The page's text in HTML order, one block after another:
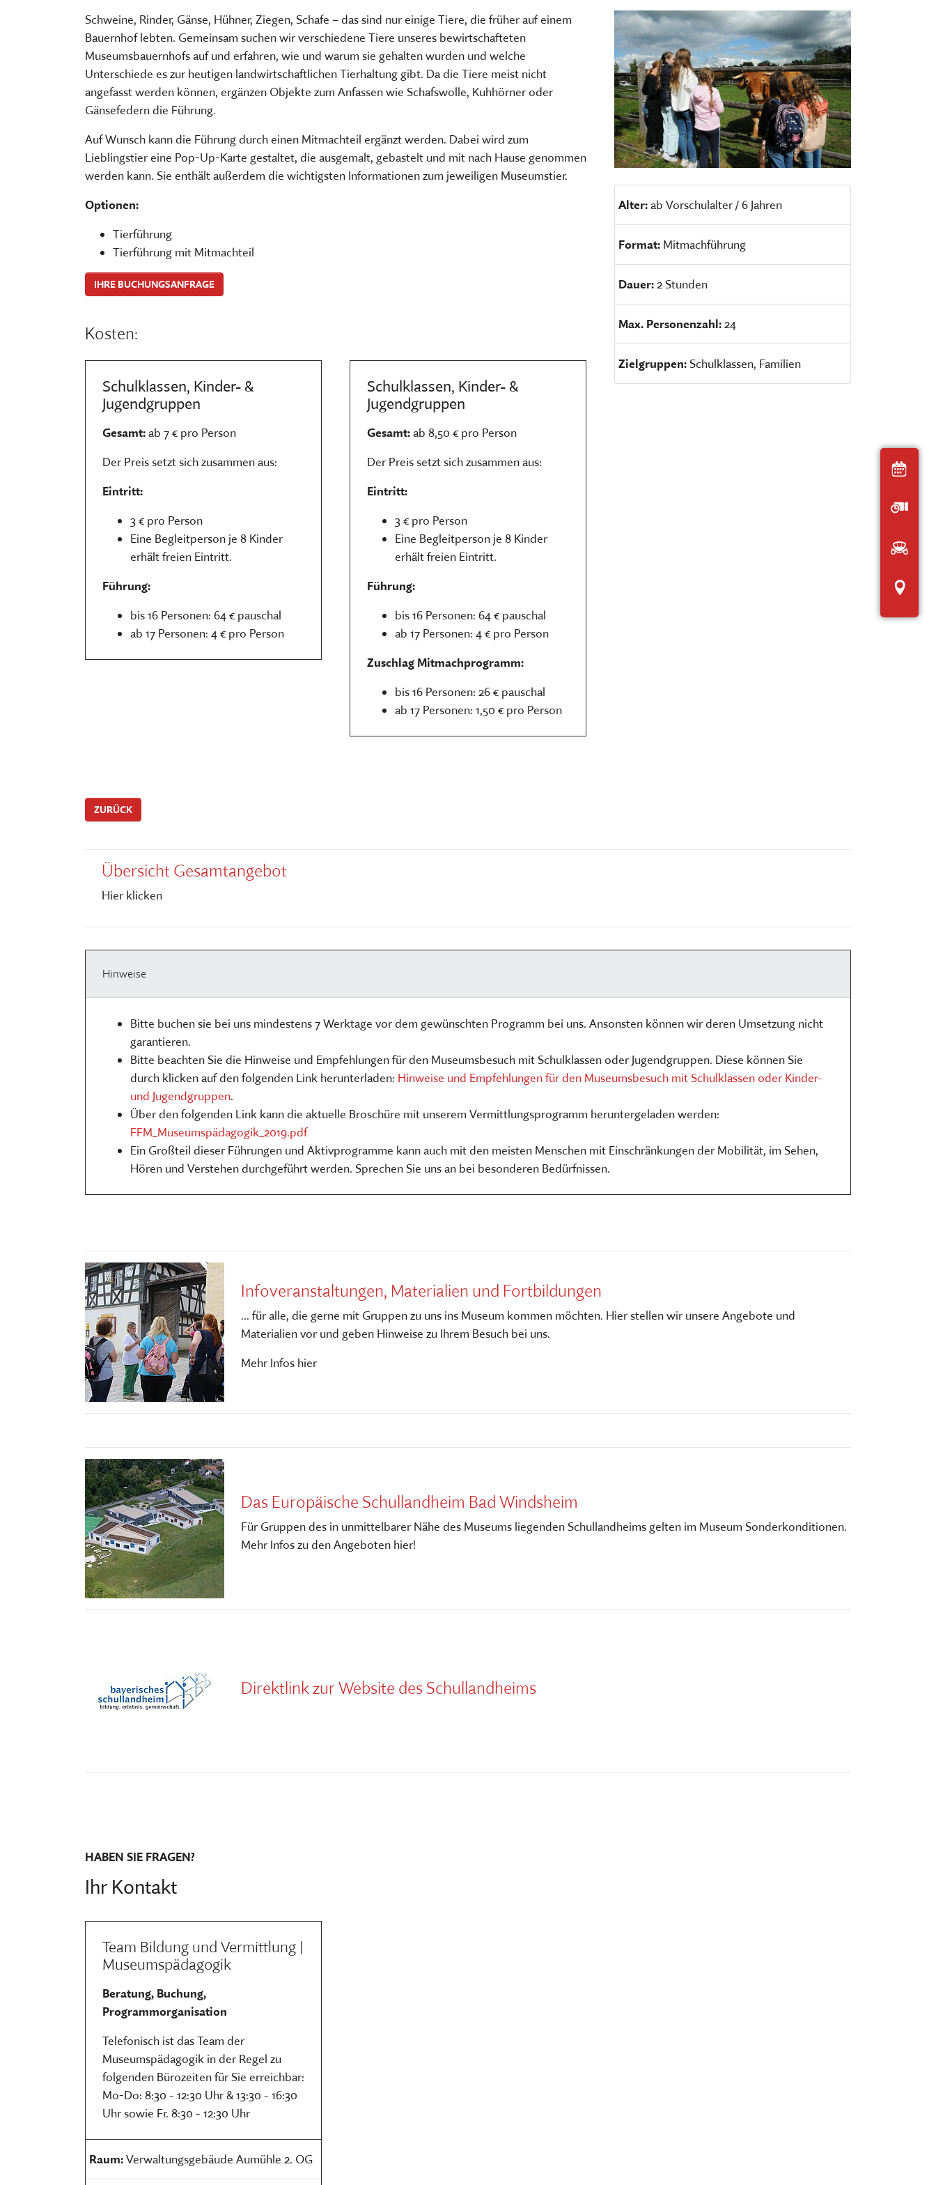
ESSEN, TRINKEN & EINKAUFEN
HIER KLICKEN
Der interaktive
Museumsplan
HIER KLICKEN
STORCHENNEST
Museum im Museum
HIER KOMMEN SIE ZUM INTERNERAUFTRITT DES MKFS
Sammeln, bewahren, forschen, ausstellen, bilden und
vermitteln
MEHR ÜBER UNSERE TÄTIGKEITSBEREICHE
Schweine, Rinder, Gänse, Hühner, Ziegen, Schafe – das sind nur einige Tiere, die früher auf einem
Bauernhof lebten. Gemeinsam suchen wir verschiedene Tiere unseres bewirtschafteten
Museumsbauernhofs auf und erfahren, wie und warum sie gehalten wurden und welche
Unterschiede es zur heutigen landwirtschaftlichen Tierhaltung gibt. Da die Tiere meist nicht
angefasst werden können, ergänzen Objekte zum Anfassen wie Schafswolle, Kuhhörner oder
Gänsefedern die Führung.
Auf Wunsch kann die Führung durch einen Mitmachteil ergänzt werden. Dabei wird zum
Lieblingstier eine Pop-Up-Karte gestaltet, die ausgemalt, gebastelt und mit nach Hause genommen
werden kann. Sie enthält außerdem die wichtigsten Informationen zum jeweiligen Museumstier.
Optionen:
Tierführung
Tierführung mit Mitmachteil
IHRE BUCHUNGSANFRAGE
Kosten:
Schulklassen, Kinder- &
Jugendgruppen
Gesamt:ab 7 € pro Person
Der Preis setzt sich zusammen aus:
Eintritt:
3 € pro Person
Eine Begleitperson je 8 Kinder
erhält freien Eintritt.
Führung:
bis 16 Personen: 64 € pauschal
ab 17 Personen: 4 € pro Person
Schulklassen, Kinder- &
Jugendgruppen
Gesamt:ab 8,50 € pro Person
Der Preis setzt sich zusammen aus:
Eintritt:
3 € pro Person
Eine Begleitperson je 8 Kinder
erhält freien Eintritt.
Führung:
bis 16 Personen: 64 € pauschal
ab 17 Personen: 4 € pro Person
Zuschlag Mitmachprogramm:
bis 16 Personen: 26 € pauschal
ab 17 Personen: 1,50 € pro Person
Alter:ab Vorschulalter / 6 Jahren
Format: Mitmachführung
Dauer:2 Stunden
Max. Personenzahl:24
Zielgruppen:Schulklassen, Familien
ZURÜCK
Übersicht Gesamtangebot
Hier klicken
Hinweise
Bitte buchen sie bei uns mindestens 7 Werktage vor dem gewünschten Programm bei uns. Ansonsten können wir deren Umsetzung nicht
garantieren.
Bitte beachten Sie die Hinweise und Empfehlungen für den Museumsbesuch mit Schulklassen oder Jugendgruppen. Diese können Sie
durch klicken auf den folgenden Link herunterladen: Hinweise und Empfehlungen für den Museumsbesuch mit Schulklassen oder Kinder-
und Jugendgruppen.
Über den folgenden Link kann die aktuelle Broschüre mit unserem Vermittlungsprogramm heruntergeladen werden:
FFM_Museumspädagogik_2019.pdf
Ein Großteil dieser Führungen und Aktivprogramme kann auch mit den meisten Menschen mit Einschränkungen der Mobilität, im Sehen,
Hören und Verstehen durchgeführt werden. Sprechen Sie uns an bei besonderen Bedürfnissen.
Infoveranstaltungen, Materialien und Fortbildungen
... für alle, die gerne mit Gruppen zu uns ins Museum kommen möchten. Hier stellen wir unsere Angebote und
Materialien vor und geben Hinweise zu Ihrem Besuch bei uns.
Mehr Infos hier
Das Europäische Schullandheim Bad Windsheim
Für Gruppen des in unmittelbarer Nähe des Museums liegenden Schullandheims gelten im Museum Sonderkonditionen.
Mehr Infos zu den Angeboten hier!
Direktlink zur Website des Schullandheims
Ihr Kontakt
HABEN SIE FRAGEN?
Team Bildung und Vermittlung |
Museumspädagogik
Beratung, Buchung,
Programmorganisation
Telefonisch ist das Team der
Museumspädagogik in der Regel zu
folgenden Bürozeiten für Sie erreichbar:
Mo-Do: 8:30 - 12:30 Uhr & 13:30 - 16:30
Uhr sowie Fr. 8:30 - 12:30 Uhr
Raum:Verwaltungsgebäude Aumühle 2. OG